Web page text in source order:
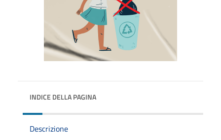
INDICE DELLA PAGINA
Descrizione